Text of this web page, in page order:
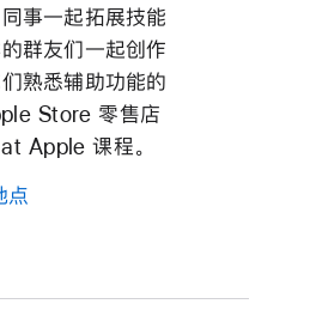
事一起拓展技能
群友们一起创作
熟悉辅助功能的
Store 零售店
Apple 课程。
点